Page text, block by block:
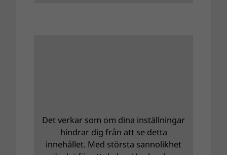
Det verkar som om dina inställningar
hindrar dig från att se detta
innehållet. Med största sannolikhet